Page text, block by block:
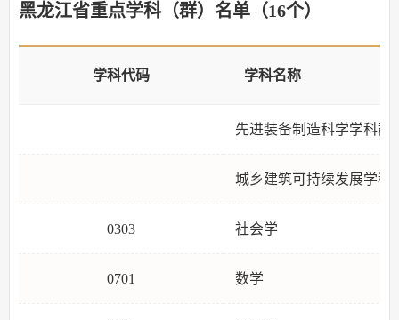
黑龙江省重点学科（群）名单（16个）
学科代码 学科名称
先进装备制造科学学科群
城乡建筑可持续发展学
0303 社会学
0701 数学